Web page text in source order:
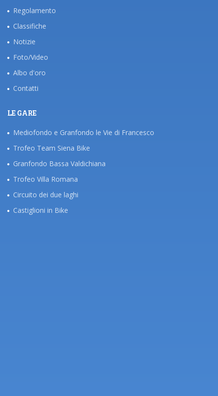
Regolamento
Classifiche
Notizie
Foto/Video
Albo d'oro
Contatti
LE GARE
Mediofondo e Granfondo le Vie di Francesco
Trofeo Team Siena Bike
Granfondo Bassa Valdichiana
Trofeo Villa Romana
Circuito dei due laghi
Castiglioni in Bike